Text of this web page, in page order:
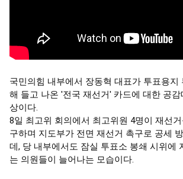
국민의힘 내부에서 장동혁 대표가 투표용지
해 들고 나온 '전국 재선거' 카드에 대한 공
상이다.
8일 최고위 회의에서 최고위원 4명이 재선
구하며 지도부가 전면 재선거 촉구로 공세
데, 당 내부에서도 잠실 투표소 봉쇄 시위에
는 의원들이 늘어나는 모습이다.